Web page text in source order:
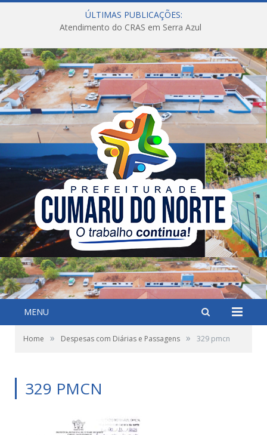
ÚLTIMAS PUBLICAÇÕES:
Atendimento do CRAS em Serra Azul
MENU
Home » Despesas com Diárias e Passagens » 329 pmcn
329 PMCN